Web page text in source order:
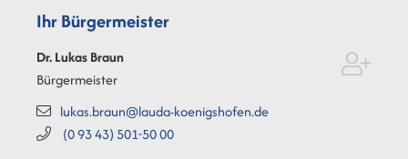
Ihr Bürgermeister
Dr. LukasBraun
Bürgermeister
lukas.braun@lauda-koenigshofen.de
(09343) 501-5000